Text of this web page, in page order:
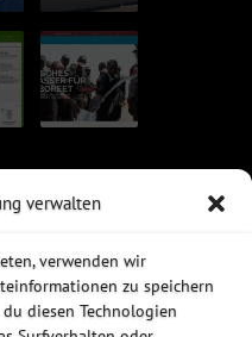
verwalten
verwenden wir
zu speichern
diesen Technologien